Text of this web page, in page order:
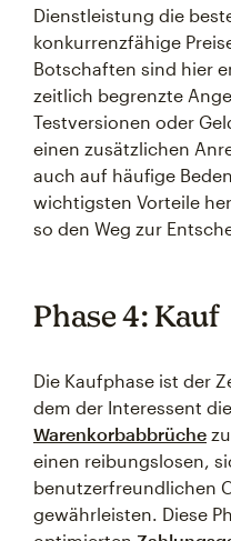
Dienstleistung die
konkurrenzfähige
Botschaften sind hier
zeitlich begrenzte
Testversionen oder
einen zusätzlichen
auch auf häufige
wichtigsten Vorteile
so den Weg zur
Phase 4: Kauf
Die Kaufphase ist der
dem der Interessent
Warenkorbabbrüche
einen reibungslosen,
benutzerfreundlichen
gewährleisten. Diese